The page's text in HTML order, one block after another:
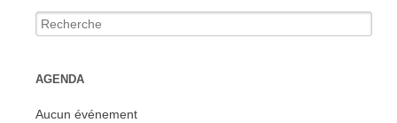
Recherche
pour:
AGENDA
Aucun événement